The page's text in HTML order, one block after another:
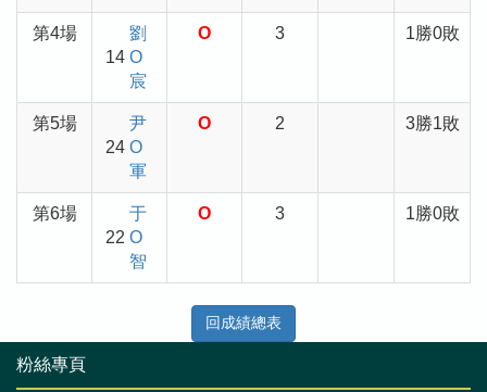
第4場
14
劉
O
宸
O 3 1勝0敗
第5場
24
尹
O
軍
O 2 3勝1敗
第6場
22
于
O
智
O 3 1勝0敗
回成績總表
粉絲專頁